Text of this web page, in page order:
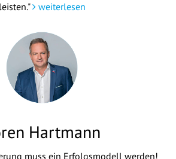
leisten." weiterlesen
Hartmann
muss ein Erfolgsmodell werden!